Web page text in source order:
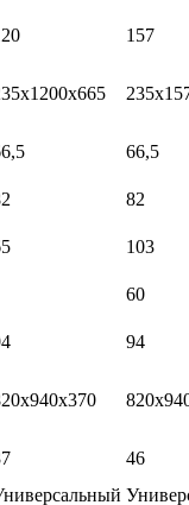
157
66,5
82
103
60
94
46